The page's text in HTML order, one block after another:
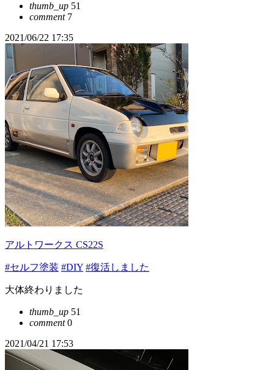
thumb_up 51
comment7
2021/06/22 17:35
アルトワークス CS22S
#セルフ塗装 #DIY #復活しました
大体終わりました
thumb_up 51
comment0
2021/04/21 17:53